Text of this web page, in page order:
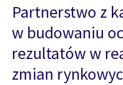
Partnerstwo z
w budowaniu
rezultatów w
zmian